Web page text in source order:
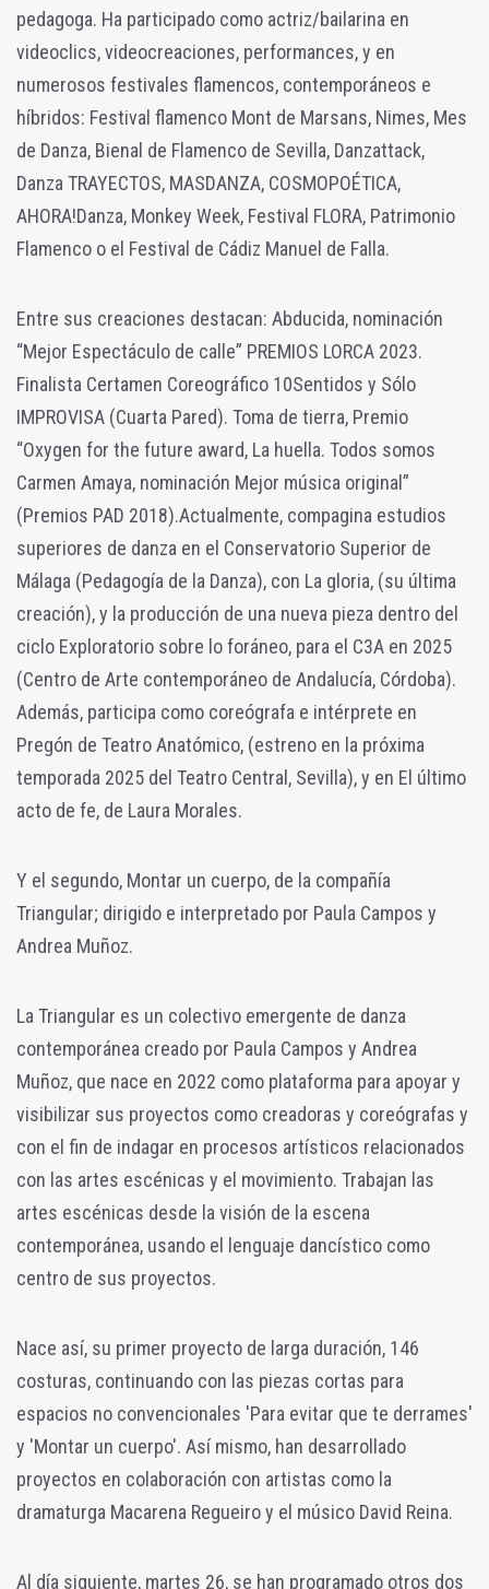
pedagoga. Ha participado como actriz/bailarina en
videoclics, videocreaciones, performances, y en
numerosos festivales flamencos, contemporáneos e
híbridos: Festival flamenco Mont de Marsans, Nimes, Mes
de Danza, Bienal de Flamenco de Sevilla, Danzattack,
Danza TRAYECTOS, MASDANZA, COSMOPOÉTICA,
AHORA!Danza, Monkey Week, Festival FLORA, Patrimonio
Flamenco o el Festival de Cádiz Manuel de Falla.
Entre sus creaciones destacan: Abducida, nominación
“Mejor Espectáculo de calle” PREMIOS LORCA 2023.
Finalista Certamen Coreográfico 10Sentidos y Sólo
IMPROVISA (Cuarta Pared). Toma de tierra, Premio
“Oxygen for the future award, La huella. Todos somos
Carmen Amaya, nominación Mejor música original”
(Premios PAD 2018).Actualmente, compagina estudios
superiores de danza en el Conservatorio Superior de
Málaga (Pedagogía de la Danza), con La gloria, (su última
creación), y la producción de una nueva pieza dentro del
ciclo Exploratorio sobre lo foráneo, para el C3A en 2025
(Centro de Arte contemporáneo de Andalucía, Córdoba).
Además, participa como coreógrafa e intérprete en
Pregón de Teatro Anatómico, (estreno en la próxima
temporada 2025 del Teatro Central, Sevilla), y en El último
acto de fe, de Laura Morales.
Y el segundo, Montar un cuerpo, de la compañía
Triangular; dirigido e interpretado por Paula Campos y
Andrea Muñoz.
La Triangular es un colectivo emergente de danza
contemporánea creado por Paula Campos y Andrea
Muñoz, que nace en 2022 como plataforma para apoyar y
visibilizar sus proyectos como creadoras y coreógrafas y
con el fin de indagar en procesos artísticos relacionados
con las artes escénicas y el movimiento. Trabajan las
artes escénicas desde la visión de la escena
contemporánea, usando el lenguaje dancístico como
centro de sus proyectos.
Nace así, su primer proyecto de larga duración, 146
costuras, continuando con las piezas cortas para
espacios no convencionales 'Para evitar que te derrames'
y 'Montar un cuerpo'. Así mismo, han desarrollado
proyectos en colaboración con artistas como la
dramaturga Macarena Regueiro y el músico David Reina.
Al día siguiente, martes 26, se han programado otros dos